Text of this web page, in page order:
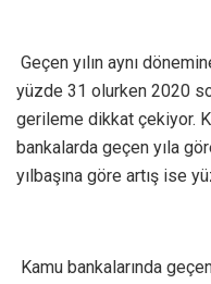
Geçen yılın aynı
yüzde 31 olurken 2020
gerileme dikkat çekiyor.
bankalarda geçen yıla
yılbaşına göre artış ise
Kamu bankalarında